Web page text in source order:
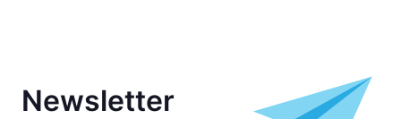
Newsletter